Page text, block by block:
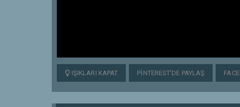
IŞIKLARI KAPAT PINTEREST'DE PAYLAŞ